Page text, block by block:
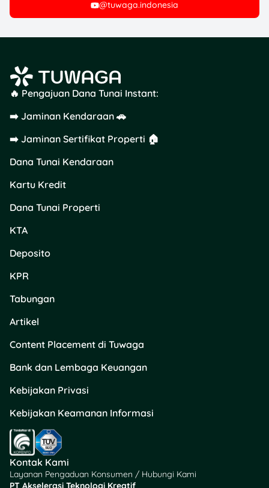
@tuwaga.indonesia
🔥 Pengajuan Dana Tunai Instant:
➡️ Jaminan Kendaraan 🚗
➡️ Jaminan Sertifikat Properti 🏠
Dana Tunai Kendaraan
Kartu Kredit
Dana Tunai Properti
KTA
Deposito
KPR
Tabungan
Artikel
Content Placement di Tuwaga
Bank dan Lembaga Keuangan
Kebijakan Privasi
Kebijakan Keamanan Informasi
Kontak Kami
Layanan Pengaduan Konsumen / Hubungi Kami
PT Akselerasi Teknologi Kreatif